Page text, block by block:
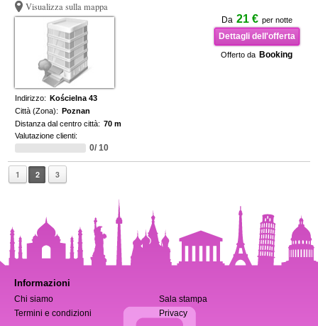
Visualizza sulla mappa
Da 21 € per notte
Dettagli dell'offerta
Offerto da Booking
Indirizzo: Kościelna 43
Città (Zona): Poznan
Distanza dal centro città: 70 m
Valutazione clienti:
0/ 10
1 2 3
Informazioni
Chi siamo
Sala stampa
Termini e condizioni
Privacy